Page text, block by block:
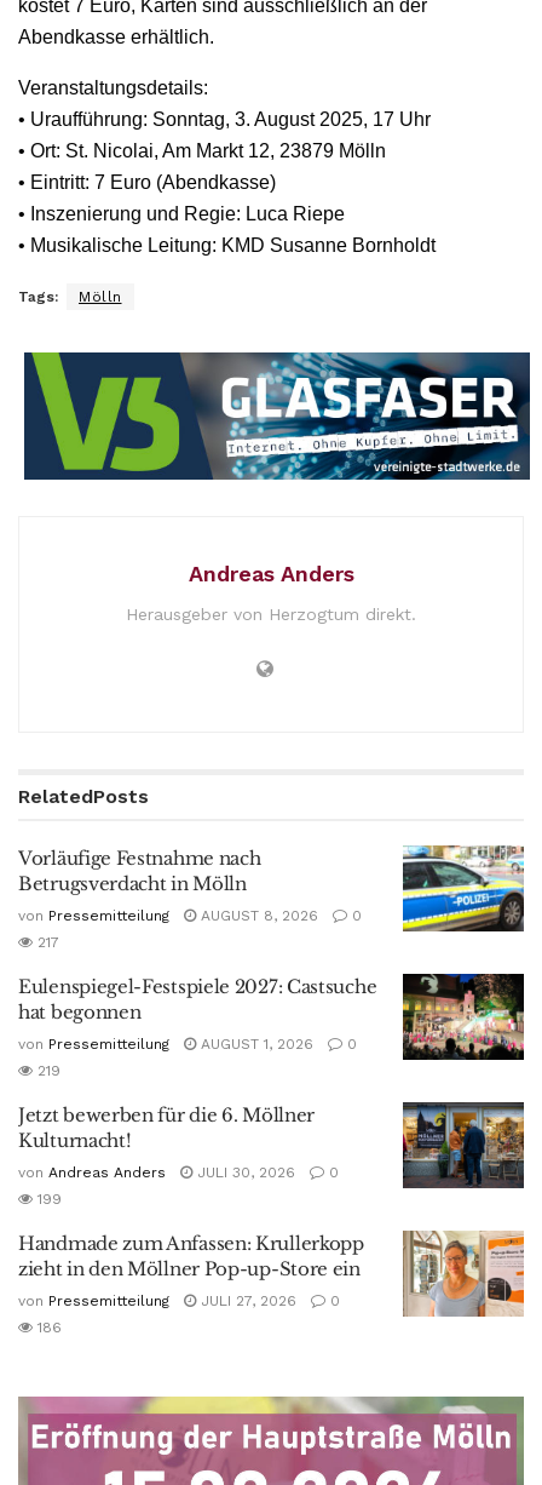
kostet 7 Euro, Karten sind ausschließlich an der
Abendkasse erhältlich.
Veranstaltungsdetails:
• Uraufführung: Sonntag, 3. August 2025, 17 Uhr
• Ort: St. Nicolai, Am Markt 12, 23879 Mölln
• Eintritt: 7 Euro (Abendkasse)
• Inszenierung und Regie: Luca Riepe
• Musikalische Leitung: KMD Susanne Bornholdt
Tags: Mölln
Andreas Anders
Herausgeber von Herzogtum direkt.
RelatedPosts
Vorläufige Festnahme nach
Betrugsverdacht in Mölln
von Pressemitteilung AUGUST 8, 2026
0
217
Eulenspiegel-Festspiele 2027: Castsuche
hat begonnen
von Pressemitteilung AUGUST 1, 2026
0
219
Jetzt bewerben für die 6. Möllner
Kulturnacht!
von Andreas Anders JULI 30, 2026
0
199
Handmade zum Anfassen: Krullerkopp
zieht in den Möllner Pop-up-Store ein
von Pressemitteilung JULI 27, 2026
0
186